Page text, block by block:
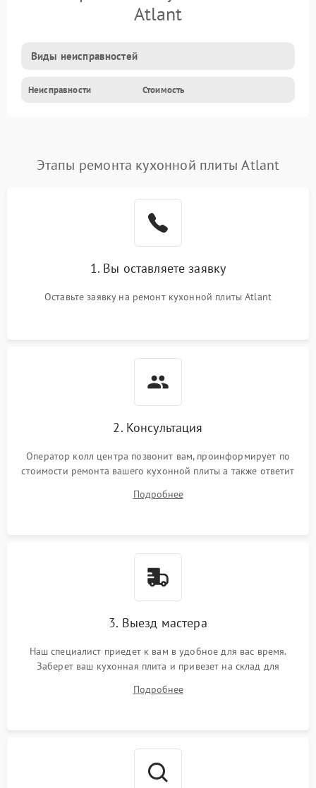
Atlant
Виды неисправностей
Неисправности Стоимость
Этапы ремонта кухонной плиты Atlant
1. Вы оставляете заявку
Оставьте заявку на ремонт кухонной плиты Atlant
2. Консультация
Оператор колл центра позвонит вам, проинформирует по
стоимости ремонта вашего кухонной плиты а также ответит
Подробнее
3. Выезд мастера
Наш специалист приедет к вам в удобное для вас время.
Заберет ваш кухонная плита и привезет на склад для
Подробнее